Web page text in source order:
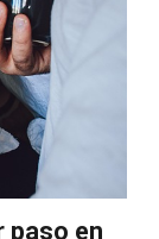
paso en